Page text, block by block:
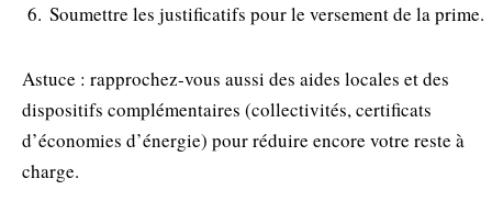
Soumettre les justificatifs pour le versement de la prime.
Astuce : rapprochez-vous aussi des aides locales et des
dispositifs complémentaires (collectivités, certificats
d’économies d’énergie) pour réduire encore votre reste à
charge.